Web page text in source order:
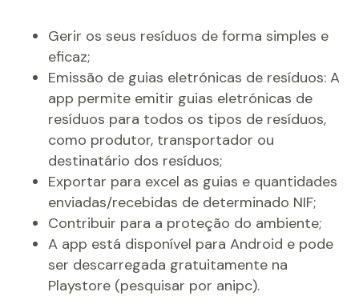
Gerir os seus resíduos de forma simples e
eficaz;
Emissão de guias eletrónicas de resíduos: A
app permite emitir guias eletrónicas de
resíduos para todos os tipos de resíduos,
como produtor, transportador ou
destinatário dos resíduos;
Exportar para excel as guias e quantidades
enviadas/recebidas de determinado NIF;
Contribuir para a proteção do ambiente;
A app está disponível para Android e pode
ser descarregada gratuitamente na
Playstore (pesquisar por anipc).